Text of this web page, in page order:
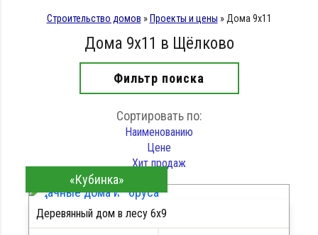
Строительство домов » Проекты и цены » Дома 9х11
Дома 9х11 в Щёлково
Фильтр поиска
Сортировать по:
Наименованию
Цене
Хит продаж
ПОДРОБНЕЕ
«Кубинка»
Деревянный дом в лесу 6x9